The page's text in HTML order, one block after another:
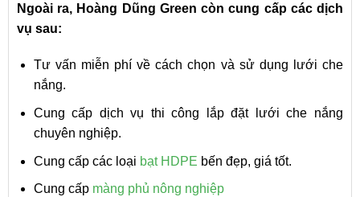
Ngoài ra, Hoàng Dũng Green còn cung cấp các dịch
vụ sau:
Tư vấn miễn phí về cách chọn và sử dụng lưới che
nắng.
Cung cấp dịch vụ thi công lắp đặt lưới che nắng
chuyên nghiệp.
Cung cấp các loại bạt HDPE bến đẹp, giá tốt.
Cung cấp màng phủ nông nghiệp